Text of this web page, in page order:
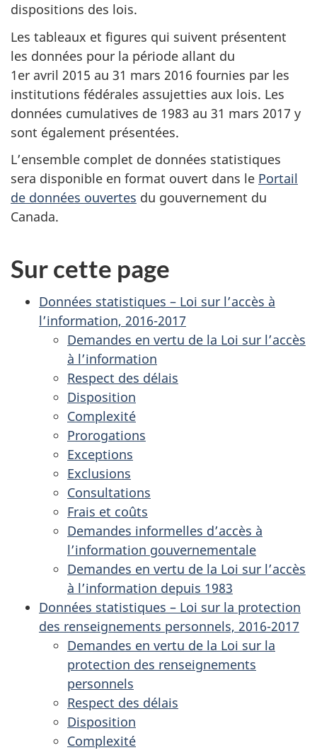
dispositions des lois.
Les tableaux et figures qui suivent présentent
les données pour la période allant du
1er avril 2015 au 31 mars 2016 fournies par les
institutions fédérales assujetties aux lois. Les
données cumulatives de 1983 au 31 mars 2017 y
sont également présentées.
L’ensemble complet de données statistiques
sera disponible en format ouvert dans le Portail
de données ouvertes du gouvernement du
Canada.
Sur cette page
Données statistiques – Loi sur l’accès à
l’information, 2016-2017
Demandes en vertu de la Loi sur l’accès
à l’information
Respect des délais
Disposition
Complexité
Prorogations
Exceptions
Exclusions
Consultations
Frais et coûts
Demandes informelles d’accès à
l’information gouvernementale
Demandes en vertu de la Loi sur l’accès
à l’information depuis 1983
Données statistiques – Loi sur la protection
des renseignements personnels, 2016-2017
Demandes en vertu de la Loi sur la
protection des renseignements
personnels
Respect des délais
Disposition
Complexité